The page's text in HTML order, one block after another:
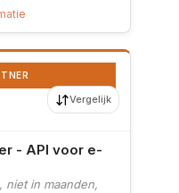
- API voor e-
niet in maanden,
Vergelijk